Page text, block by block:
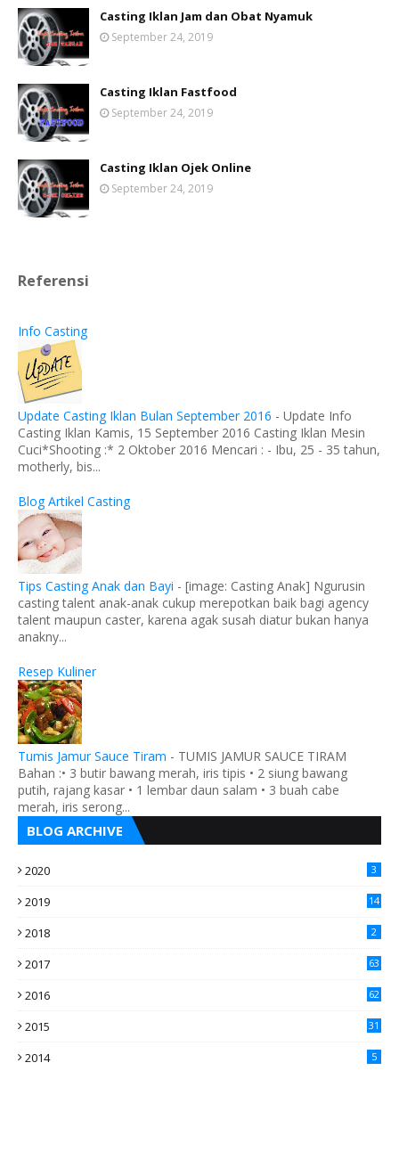
Casting Iklan Jam dan Obat Nyamuk
September 24, 2019
Casting Iklan Fastfood
September 24, 2019
Casting Iklan Ojek Online
September 24, 2019
Referensi
Info Casting
Update Casting Iklan Bulan September 2016 - Update Info
Casting Iklan Kamis, 15 September 2016 Casting Iklan Mesin
Cuci*Shooting :* 2 Oktober 2016 Mencari : - Ibu, 25 - 35 tahun,
motherly, bis...
Blog Artikel Casting
Tips Casting Anak dan Bayi - [image: Casting Anak] Ngurusin
casting talent anak-anak cukup merepotkan baik bagi agency
talent maupun caster, karena agak susah diatur bukan hanya
anakny...
Resep Kuliner
Tumis Jamur Sauce Tiram - TUMIS JAMUR SAUCE TIRAM
Bahan :• 3 butir bawang merah, iris tipis • 2 siung bawang
putih, rajang kasar • 1 lembar daun salam • 3 buah cabe
merah, iris serong...
BLOG ARCHIVE
2020 3
2019 14
2018 2
2017 63
2016
62
2015
31
2014 5